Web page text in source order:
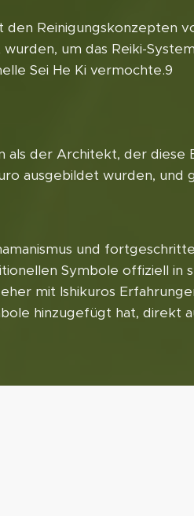
Reinigungskonzepten
um das Reiki-
Sei He Ki vermochte.9
als der Architekt, der
ausgebildet wurden, und
und
Symbole offiziell in
mit Ishikuros
hinzugefügt hat, direkt